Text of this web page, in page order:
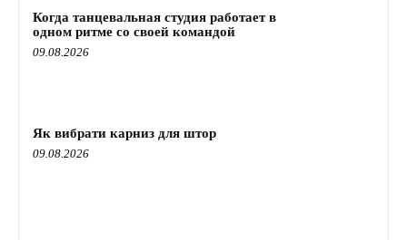
Когда танцевальная студия работает в
одном ритме со своей командой
09.08.2026
Як вибрати карниз для штор
09.08.2026